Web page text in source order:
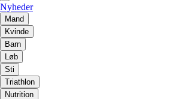
Nyheder
Mand
Kvinde
Barn
Løb
Sti
Triathlon
Nutrition